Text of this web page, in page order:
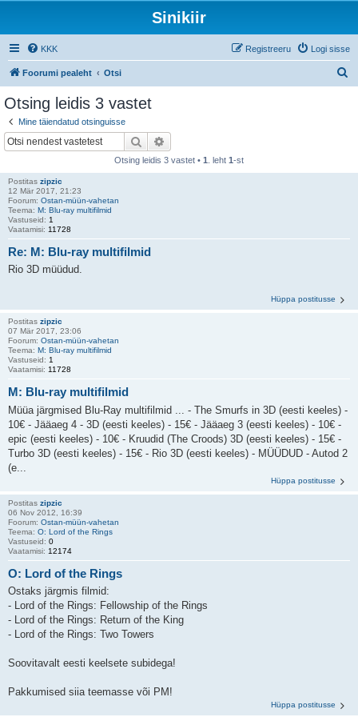
Sinikiir
KKK Logi sisse
Registreeru
Foorumi pealeht Otsi
Otsing leidis 3 vastet
Mine täiendatud otsinguisse
Otsi
Otsing leidis 3 vastet • 1 . leht 1-st
Postitas zipzic
12 Mär 2017, 21:23
Foorum: Ostan-müün-vahetan
Teema: M: Blu-ray multifilmid
Vastuseid: 1
Vaatamisi: 11728
Re: M: Blu-ray multifilmid
Rio 3D müüdud.
Hüppa postitusse
Postitas zipzic
07 Mär 2017, 23:06
Foorum: Ostan-müün-vahetan
Teema: M: Blu-ray multifilmid
Vastuseid: 1
Vaatamisi: 11728
M: Blu-ray multifilmid
Müüa järgmised Blu-Ray multifilmid ... - The Smurfs in 3D (eesti keeles) -
10€ - Jääaeg 4 - 3D (eesti keeles) - 15€ - Jääaeg 3 (eesti keeles) - 10€ -
epic (eesti keeles) - 10€ - Kruudid (The Croods) 3D (eesti keeles) - 15€ -
Turbo 3D (eesti keeles) - 15€ - Rio 3D (eesti keeles) - MÜÜDUD - Autod 2
(e...
Hüppa postitusse
Postitas zipzic
06 Nov 2012, 16:39
Foorum: Ostan-müün-vahetan
Teema: O: Lord of the Rings
Vastuseid: 0
Vaatamisi: 12174
O: Lord of the Rings
Ostaks järgmis filmid:
- Lord of the Rings: Fellowship of the Rings
- Lord of the Rings: Return of the King
- Lord of the Rings: Two Towers
Soovitavalt eesti keelsete subidega!
Pakkumised siia teemasse või PM!
Hüppa postitusse